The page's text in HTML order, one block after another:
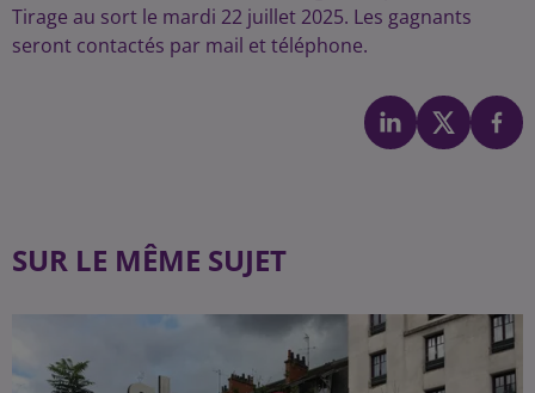
Tirage au sort le mardi 22 juillet 2025. Les gagnants
seront contactés par mail et téléphone.
SUR LE MÊME SUJET